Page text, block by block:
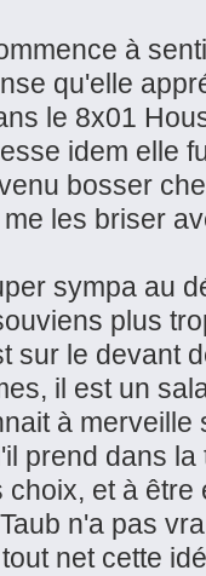
à
qu'elle
le 8x01
idem elle
bosser
les briser
sympa au
plus
sur le devant
il est un
à
prend dans
et à
n'a pas
net cette